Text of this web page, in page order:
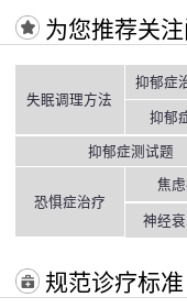
为您推荐关
失眠调理方法
抑郁症
抑郁
抑郁症测试题
恐惧症治疗
焦
神经
规范诊疗标准